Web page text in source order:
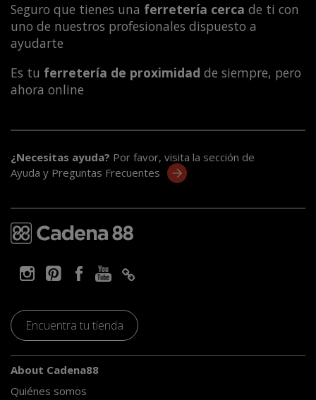
Seguro que tienes una ferretería cerca de ti con
uno de nuestros profesionales dispuesto a
ayudarte
Es tu ferretería de proximidad de siempre, pero
ahora online
¿Necesitas ayuda? Por favor, visita la sección de
Ayuda y Preguntas Frecuentes
Encuentra tu tienda
About Cadena88
Quiénes somos